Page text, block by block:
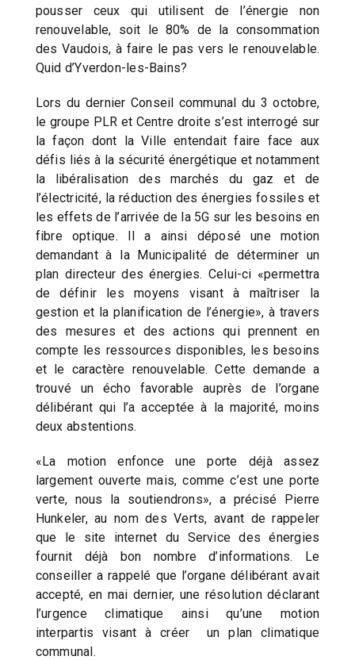
pousser ceux qui utilisent de l’énergie non
renouvelable, soit le 80% de la consommation
des Vaudois, à faire le pas vers le renouvelable.
Quid d’Yverdon-les-Bains?
Lors du dernier Conseil communal du 3 octobre,
le groupe PLR et Centre droite s’est interrogé sur
la façon dont la Ville entendait faire face aux
défis liés à la sécurité énergétique et notamment
la libéralisation des marchés du gaz et de
l’électricité, la réduction des énergies fossiles et
les effets de l’arrivée de la 5G sur les besoins en
fibre optique. Il a ainsi déposé une motion
demandant à la Municipalité de déterminer un
plan directeur des énergies. Celui-ci «permettra
de définir les moyens visant à maîtriser la
gestion et la planification de l’énergie», à travers
des mesures et des actions qui prennent en
compte les ressources disponibles, les besoins
et le caractère renouvelable. Cette demande a
trouvé un écho favorable auprès de l’organe
délibérant qui l’a acceptée à la majorité, moins
deux abstentions.
«La motion enfonce une porte déjà assez
largement ouverte mais, comme c’est une porte
verte, nous la soutiendrons», a précisé Pierre
Hunkeler, au nom des Verts, avant de rappeler
que le site internet du Service des énergies
fournit déjà bon nombre d’informations. Le
conseiller a rappelé que l’organe délibérant avait
accepté, en mai dernier, une résolution déclarant
l’urgence climatique ainsi qu’une motion
interpartis visant à créer un plan climatique
communal.